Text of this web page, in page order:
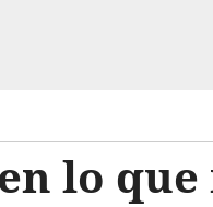
lo que